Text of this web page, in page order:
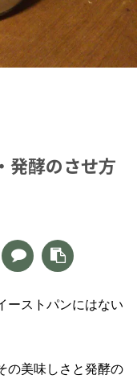
発酵のさせ方
ーストパンにはない
の美味しさと発酵の